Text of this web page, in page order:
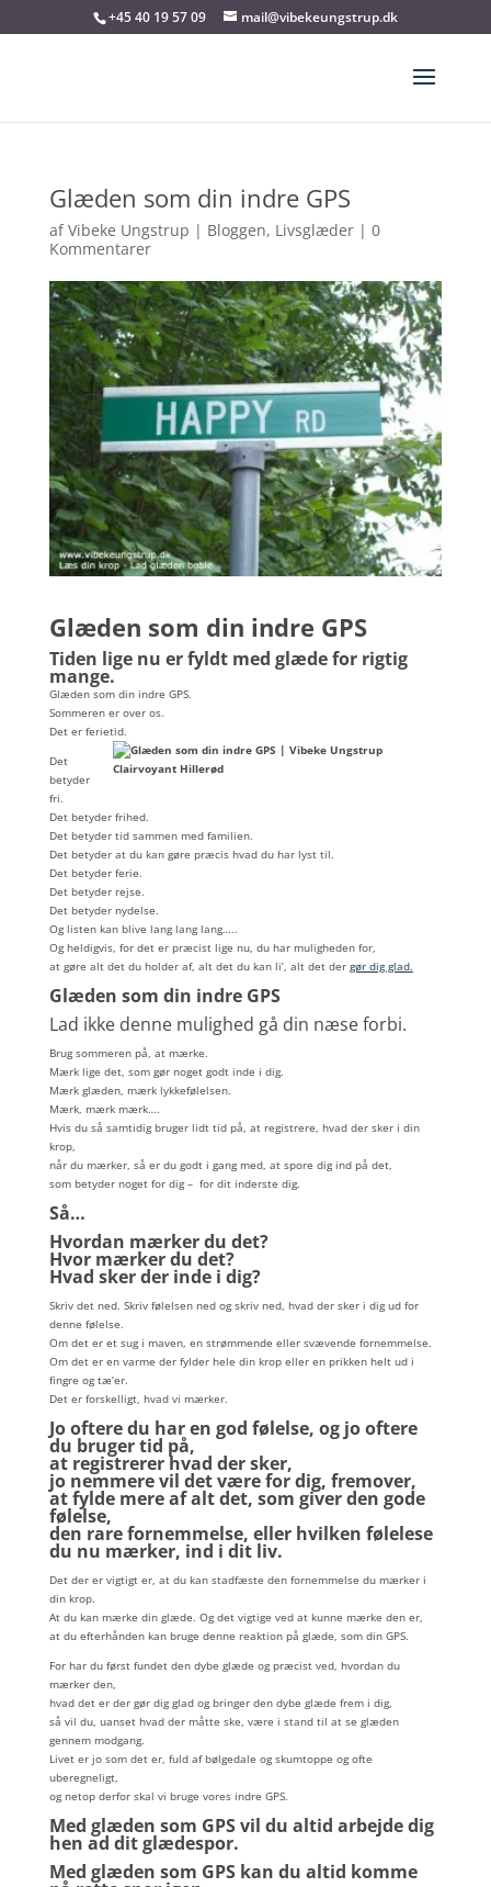
+45 40 19 57 09 mail@vibekeungstrup.dk
Glæden som din indre GPS
afVibeke Ungstrup | Bloggen, Livsglæder| 0
Kommentarer
Glæden som din indre GPS
Tiden lige nu er fyldt med glæde for rigtig
mange.
Glæden som din indre GPS.
Sommeren er over os.
Det er ferietid.
Det
betyder
fri.
Det betyder frihed.
Det betyder tid sammen med familien.
Det betyder at du kan gøre præcis hvad du har lyst til.
Det betyder ferie.
Det betyder rejse.
Det betyder nydelse.
Og listen kan blive lang lang lang…..
Og heldigvis, for det er præcist lige nu, du har muligheden for,
at gøre alt det du holder af, alt det du kan li’, alt det der gør dig glad.
Glæden som din indre GPS
Lad ikke denne mulighed gå din næse forbi.
Brug sommeren på, at mærke.
Mærk lige det, som gør noget godt inde i dig.
Mærk glæden, mærk lykkefølelsen.
Mærk, mærk mærk….
Hvis du så samtidig bruger lidt tid på, at registrere, hvad der sker i din
krop,
når du mærker, så er du godt i gang med, at spore dig ind på det,
som betyder noget for dig – for dit inderste dig.
Så…
Hvordan mærker du det?
Hvor mærker du det?
Hvad sker der inde i dig?
Skriv det ned. Skriv følelsen ned og skriv ned, hvad der sker i dig ud for
denne følelse.
Om det er et sug i maven, en strømmende eller svævende fornemmelse.
Om det er en varme der fylder hele din krop eller en prikken helt ud i
fingre og tæ’er.
Det er forskelligt, hvad vi mærker.
Jo oftere du har en god følelse, og jo oftere
du bruger tid på,
at registrerer hvad der sker,
jo nemmere vil det være for dig, fremover,
at fylde mere af alt det, som giver den gode
følelse,
den rare fornemmelse, eller hvilken følelese
du nu mærker, ind i dit liv.
Det der er vigtigt er, at du kan stadfæste den fornemmelse du mærker i
din krop.
At du kan mærke din glæde. Og det vigtige ved at kunne mærke den er,
at du efterhånden kan bruge denne reaktion på glæde, som din GPS.
For har du først fundet den dybe glæde og præcist ved, hvordan du
mærker den,
hvad det er der gør dig glad og bringer den dybe glæde frem i dig,
så vil du, uanset hvad der måtte ske, være i stand til at se glæden
gennem modgang.
Livet er jo som det er, fuld af bølgedale og skumtoppe og ofte
uberegneligt,
og netop derfor skal vi bruge vores indre GPS.
Med glæden som GPS vil du altid arbejde dig
hen ad dit glædespor.
Med glæden som GPS kan du altid komme